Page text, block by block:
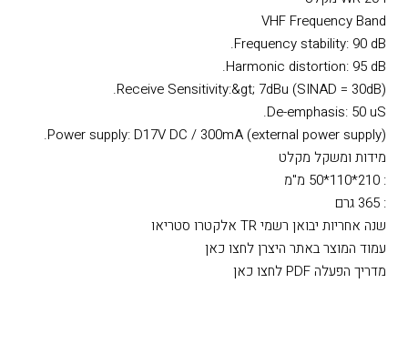
VHF Frequency Band
Frequency stability: 90 dB.
Harmonic distortion: 95 dB.
Receive Sensitivity:&gt; 7dBu (SINAD = 30dB).
De-emphasis: 50 uS.
Power supply: D17V DC / 300mA (external power supply).
מידות ומשקל מקלט
: 210*110*50 מ"מ
: 365 גרם
שנה אחריות יבואן רשמי TR אלקטרו סטריאו
עמוד המוצר באתר היצרן לחצו כאן
מדריך הפעלה PDF לחצו כאן